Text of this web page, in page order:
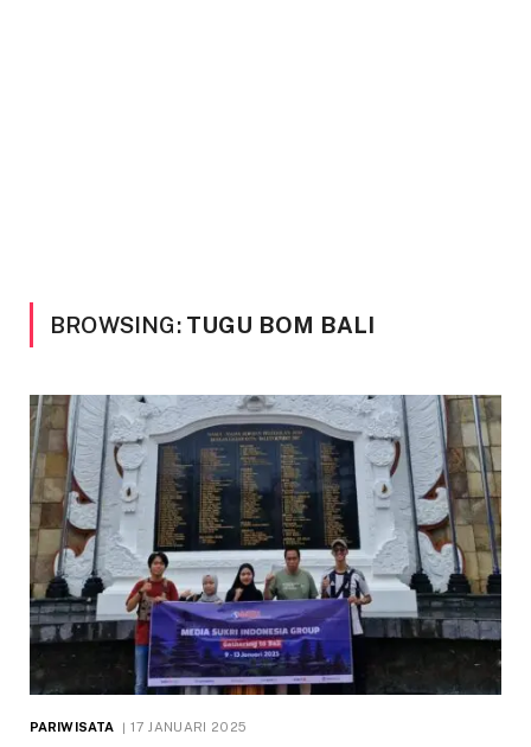
BROWSING: TUGU BOM BALI
PARIWISATA 17 JANUARI 2025